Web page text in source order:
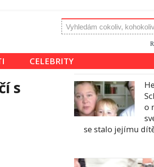
CELEBRITY
s
o
se stalo jejímu